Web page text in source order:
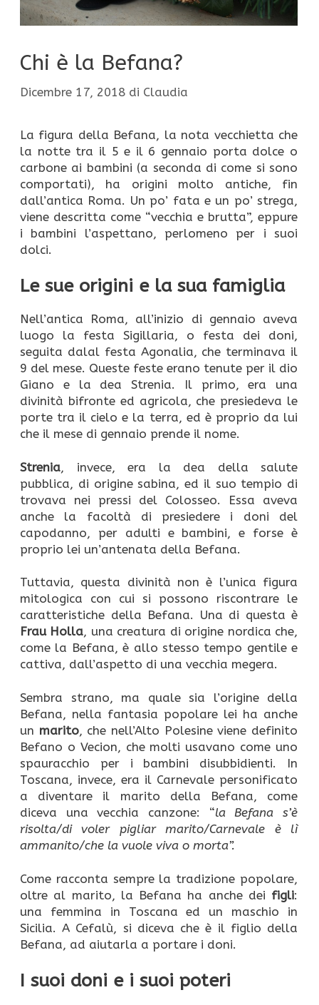
Chi è la Befana?
Dicembre 17, 2018 di Claudia
La figura della Befana, la nota vecchietta che
la notte tra il 5 e il 6 gennaio porta dolce o
carbone ai bambini (a seconda di come si sono
comportati), ha origini molto antiche, fin
dall’antica Roma. Un po’ fata e un po’ strega,
viene descritta come “vecchia e brutta”, eppure
i bambini l’aspettano, perlomeno per i suoi
dolci.
Le sue origini e la sua famiglia
Nell’antica Roma, all’inizio di gennaio aveva
luogo la festa Sigillaria, o festa dei doni,
seguita dalal festa Agonalia, che terminava il
9 del mese. Queste feste erano tenute per il dio
Giano e la dea Strenia. Il primo, era una
divinità bifronte ed agricola, che presiedeva le
porte tra il cielo e la terra, ed è proprio da lui
che il mese di gennaio prende il nome.
Strenia, invece, era la dea della salute
pubblica, di origine sabina, ed il suo tempio di
trovava nei pressi del Colosseo. Essa aveva
anche la facoltà di presiedere i doni del
capodanno, per adulti e bambini, e forse è
proprio lei un’antenata della Befana.
Tuttavia, questa divinità non è l’unica figura
mitologica con cui si possono riscontrare le
caratteristiche della Befana. Una di questa è
Frau Holla, una creatura di origine nordica che,
come la Befana, è allo stesso tempo gentile e
cattiva, dall’aspetto di una vecchia megera.
Sembra strano, ma quale sia l’origine della
Befana, nella fantasia popolare lei ha anche
un marito, che nell’Alto Polesine viene definito
Befano o Vecion, che molti usavano come uno
spauracchio per i bambini disubbidienti. In
Toscana, invece, era il Carnevale personificato
a diventare il marito della Befana, come
diceva una vecchia canzone: “la Befana s’è
risolta/di voler pigliar marito/Carnevale è lì
ammanito/che la vuole viva o morta”.
Come racconta sempre la tradizione popolare,
oltre al marito, la Befana ha anche dei figli:
una femmina in Toscana ed un maschio in
Sicilia. A Cefalù, si diceva che è il figlio della
Befana, ad aiutarla a portare i doni.
I suoi doni e i suoi poteri